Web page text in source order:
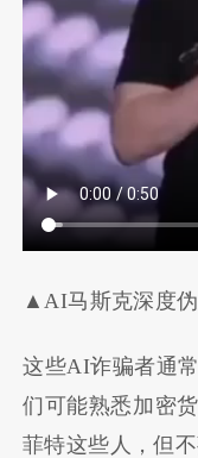
▲AI马斯克深度
这些AI诈骗者通
们可能熟悉加密
菲特这些人，但